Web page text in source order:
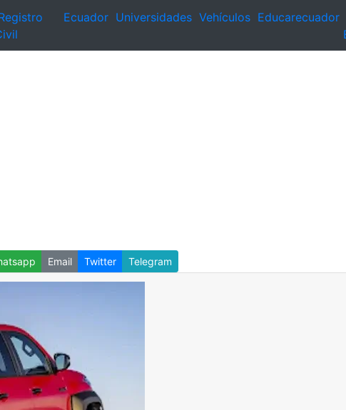
Ecuador Universidades Vehículos Educarecuador
Email Twitter Telegram